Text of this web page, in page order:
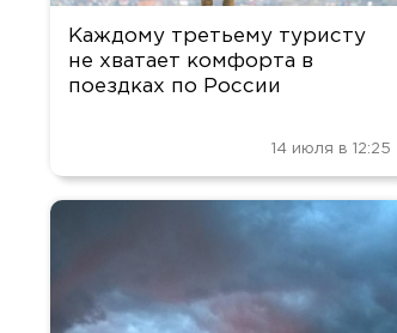
Каждому третьему туристу
не хватает комфорта в
поездках по России
14 июля в 12:25